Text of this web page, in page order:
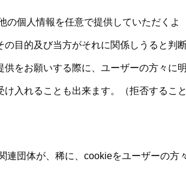
個人情報を任意で提供していただくよ
目的及び当方がそれに関係しうると判
をお願いする際に、ユーザーの方々に明
入れることも出来ます。（拒否すること
団体が、稀に、cookieをユーザーの方